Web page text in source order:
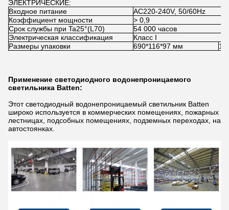
ЭЛЕКТРИЧЕСКИЕ:
Входное питание
AC220-240V, 50/60Hz
Коэффициент мощности
> 0,9
Срок службы при Ta25°(L70)
54 000 часов
Электрическая классификация
Класс I
Размеры упаковки
690*116*97 мм
Применение светодиодного водонепроницаемого
светильника Batten:
Этот светодиодный водонепроницаемый светильник Batten
широко используется в коммерческих помещениях, пожарных
лестницах, подсобных помещениях, подземных переходах, на
автостоянках.